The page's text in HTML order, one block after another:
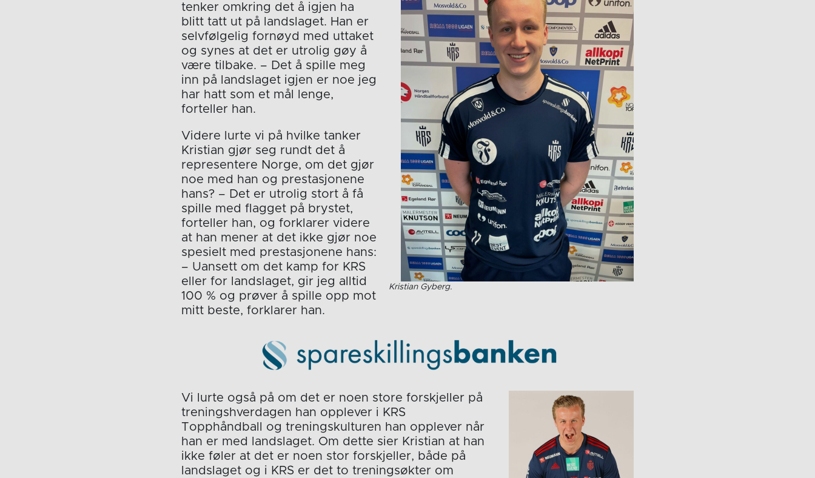
Kristian Gyberg.
tenker omkring det å igjen ha
blitt tatt ut på landslaget. Han er
selvfølgelig fornøyd med uttaket
og synes at det er utrolig gøy å
være tilbake. – Det å spille meg
inn på landslaget igjen er noe jeg
har hatt som et mål lenge,
forteller han.
Videre lurte vi på hvilke tanker
Kristian gjør seg rundt det å
representere Norge, om det gjør
noe med han og prestasjonene
hans? – Det er utrolig stort å få
spille med flagget på brystet,
forteller han, og forklarer videre
at han mener at det ikke gjør noe
spesielt med prestasjonene hans:
– Uansett om det kamp for KRS
eller for landslaget, gir jeg alltid
100 % og prøver å spille opp mot
mitt beste, forklarer han.
Vi lurte også på om det er noen store forskjeller på
treningshverdagen han opplever i KRS
Topphåndball og treningskulturen han opplever når
han er med landslaget. Om dette sier Kristian at han
ikke føler at det er noen stor forskjeller, både på
landslaget og i KRS er det to treningsøkter om